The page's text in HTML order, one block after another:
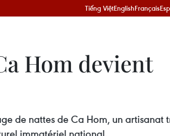
Tiếng ViệtEnglishFrançais
Hom devient
de nattes de Ca Hom, un artisanat